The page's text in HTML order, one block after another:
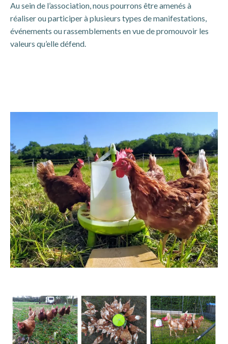
Au sein de l’association, nous pourrons être amenés à
réaliser ou participer à plusieurs types de manifestations,
événements ou rassemblements en vue de promouvoir les
valeurs qu’elle défend.